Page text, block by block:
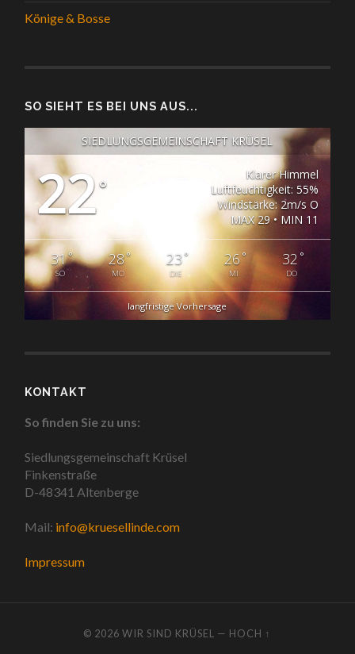
Könige & Bosse
SO SIEHT ES BEI UNS AUS...
SIEDLUNGSGEMEINSCHAFT KRÜSEL
22°
Klarer Himmel
Luftfeuchtigkeit: 55%
Windstärke: 2m/s O
MAX 29 • MIN 11
31°
SO
28°
MO
23°
DIE
26°
MI
32 °
DO
langfristige Vorhersage
KONTAKT
So finden Sie zu uns:
Siedlungsgemeinschaft Krüsel
Finkenstraße
D-48341 Altenberge
Mail: info@kruesellinde.com
Impressum
© 2026WIR SIND KRÜSEL — HOCH ↑